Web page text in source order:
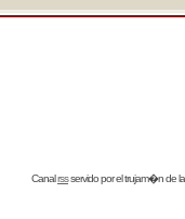
Canalrssservido por eltrujam�nde